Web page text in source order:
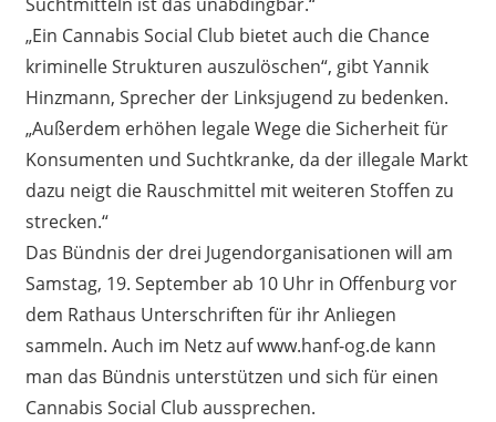
„Ein Cannabis Social Club bietet auch die Chance
kriminelle Strukturen auszulöschen“, gibtYannik
Hinzmann, Sprecher der Linksjugend zu bedenken.
„Außerdem erhöhen legale Wege die Sicherheit für
Konsumenten und Suchtkranke, da der illegale Markt
dazu neigt die Rauschmittel mit weiteren Stoffen zu
strecken.“
Das Bündnis der drei Jugendorganisationen will am
Samstag, 19. September ab 10 Uhr in Offenburg vor
dem Rathaus Unterschriften für ihr Anliegen
sammeln. Auch im Netz auf www.hanf-og.de kann
man das Bündnis unterstützen und sich für einen
Cannabis Social Club aussprechen.